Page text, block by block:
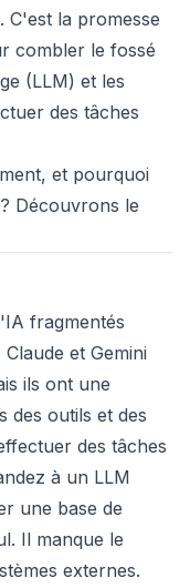
C'est la promesse
combler le fossé
(LLM) et les
des tâches
et pourquoi
Découvrons le
fragmentés
et Gemini
ils ont une
des outils et des
des tâches
à un LLM
une base de
Il manque le
externes.